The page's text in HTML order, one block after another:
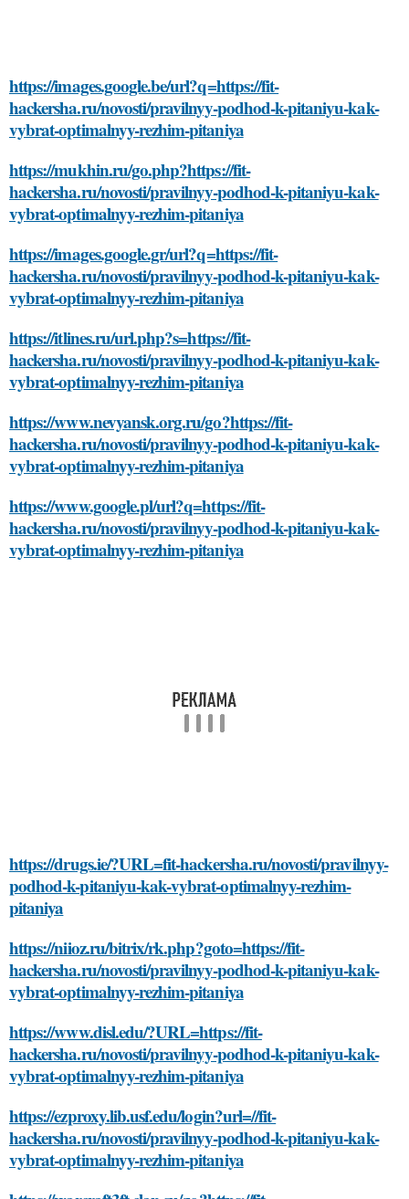
https://images.google.be/url?q=https://fit-
hackersha.ru/novosti/pravilnyy-podhod-k-pitaniyu-kak-
vybrat-optimalnyy-rezhim-pitaniya
https://mukhin.ru/go.php?https://fit-
hackersha.ru/novosti/pravilnyy-podhod-k-pitaniyu-kak-
vybrat-optimalnyy-rezhim-pitaniya
https://images.google.gr/url?q=https://fit-
hackersha.ru/novosti/pravilnyy-podhod-k-pitaniyu-kak-
vybrat-optimalnyy-rezhim-pitaniya
https://itlines.ru/url.php?s=https://fit-
hackersha.ru/novosti/pravilnyy-podhod-k-pitaniyu-kak-
vybrat-optimalnyy-rezhim-pitaniya
https://www.nevyansk.org.ru/go?https://fit-
hackersha.ru/novosti/pravilnyy-podhod-k-pitaniyu-kak-
vybrat-optimalnyy-rezhim-pitaniya
https://www.google.pl/url?q=https://fit-
hackersha.ru/novosti/pravilnyy-podhod-k-pitaniyu-kak-
vybrat-optimalnyy-rezhim-pitaniya
https://drugs.ie/?URL=fit-hackersha.ru/novosti/pravilnyy-
podhod-k-pitaniyu-kak-vybrat-optimalnyy-rezhim-
pitaniya
https://niioz.ru/bitrix/rk.php?goto=https://fit-
hackersha.ru/novosti/pravilnyy-podhod-k-pitaniyu-kak-
vybrat-optimalnyy-rezhim-pitaniya
https://www.disl.edu/?URL=https://fit-
hackersha.ru/novosti/pravilnyy-podhod-k-pitaniyu-kak-
vybrat-optimalnyy-rezhim-pitaniya
https://ezproxy.lib.usf.edu/login?url=//fit-
hackersha.ru/novosti/pravilnyy-podhod-k-pitaniyu-kak-
vybrat-optimalnyy-rezhim-pitaniya